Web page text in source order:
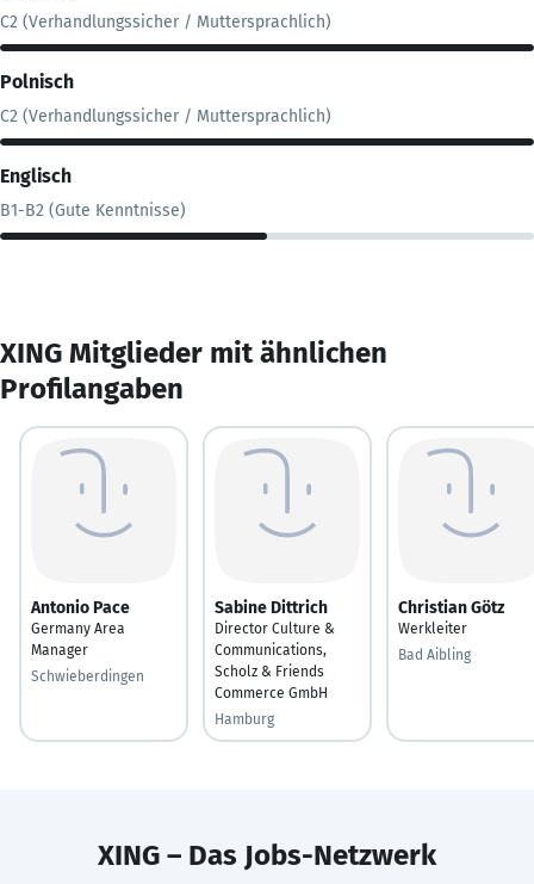
C2 (Verhandlungssicher / Muttersprachlich)
Polnisch
C2 (Verhandlungssicher / Muttersprachlich)
Englisch
B1-B2 (Gute Kenntnisse)
XING Mitglieder mit ähnlichen
Profilangaben
Antonio Pace
Germany Area
Manager
Schwieberdingen
Sabine Dittrich
Director Culture &
Communications,
Scholz & Friends
Commerce GmbH
Hamburg
Christian Götz
Werkleiter
Bad Aibling
XING – Das Jobs-Netzwerk